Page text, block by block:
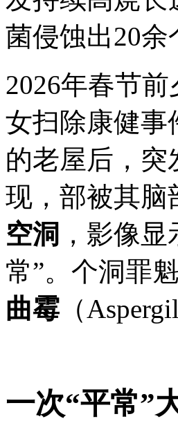
菌侵蚀出20
2026年春节
女扫除康健事
的老屋后，突
现，部被其脑
空洞 ，影像
常”。个洞罪
曲霉 （
一次“平常”